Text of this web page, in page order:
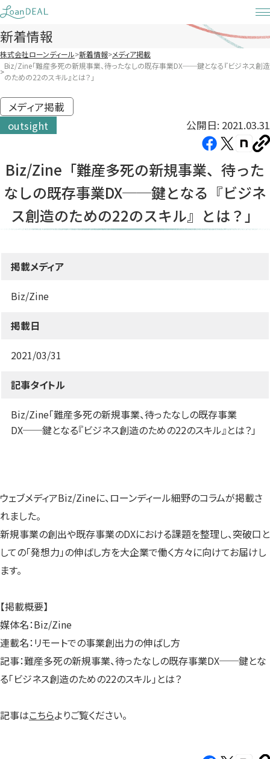
Skip
to
content
新着情報
株式会社ローンディール 新着情報 メディア掲載
Biz/Zine「難産多死の新規事業、待ったなしの既存事業DX──鍵となる『ビジネス創造
のための22のスキル』とは？」
メディア掲載
outsight
公開日: 2021.03.31
Facebook（新
い
タ
で
X（新
い
タ
で
note（新
い
タ
で
コ
ピ
ー
Biz/Zine「難産多死の新規事業、待った
なしの既存事業DX──鍵となる『ビジネ
ス創造のための22のスキル』とは？」
掲載メディア
Biz/Zine
掲載日
2021/03/31
記事タイトル
Biz/Zine「難産多死の新規事業、待ったなしの既存事業
DX──鍵となる『ビジネス創造のための22のスキル』とは？」
ウェブメディアBiz/Zineに、ローンディール細野のコラムが掲載さ
れました。
新規事業の創出や既存事業のDXにおける課題を整理し、突破口と
しての「発想力」の伸ばし方を大企業で働く方々に向けてお届けし
ます。
【掲載概要】
媒体名：Biz/Zine
連載名：リモートでの事業創出力の伸ばし方
記事：難産多死の新規事業、待ったなしの既存事業DX──鍵とな
る「ビジネス創造のための22のスキル」とは？
記事はこちらよりご覧ください。